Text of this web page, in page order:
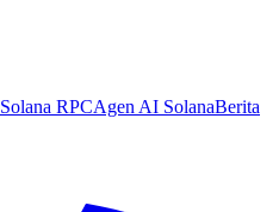
Solana RPCAgen AI SolanaBerita